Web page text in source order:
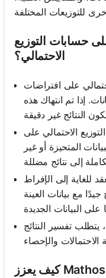
حسابات التوزيع
الاحتمالي؟
على افتراضات
إذا تم انتهاك هذه
الاحتمالي على
المتحيزة أو غير
للغاية إلى الإفراط
مع بيانات العينة
تفسير النتائج